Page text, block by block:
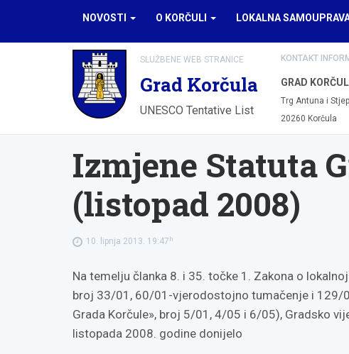
NOVOSTI O KORČULI LOKALNA
SLUŽBENE WEB STRANICE
Grad Korčula
UNESCO Tentative List
KONTAKT
GRAD
Trg Antuna i
20260 Korčula
Izmjene Statuta
(listopad 2008)
10. lipnja 2013. 19:47 h
Na temelju članka 8. i 35. točke 1. Zakona o
broj 33/01, 60/01-vjerodostojno tumačenje i 129/
Grada Korčule», broj 5/01, 4/05 i 6/05), Gradsko
listopada 2008. godine donijelo